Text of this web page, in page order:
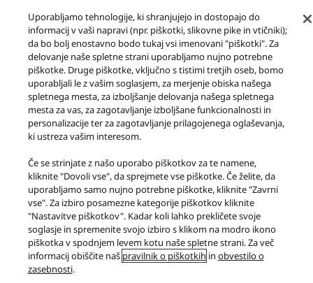
Prenesite informacijo o Ecodesignu
Izdelki Premium Class
Pogoji uporabe
Obvestilo o zasebnosti
Pravilnik uporabe piškotkov
Dostopnost
Poročilo o ovirah
EU Data Act
ZAKONSKO JAMSTVO
Area/Country
Avtorske pravice © 2026 Panasonic Marketing Europe GmbH
Uporabljamo tehnologije, ki shranjujejo in dostopajo do
informacij v vaši napravi (npr. piškotki, slikovne pike in vtičniki);
da bo bolj enostavno bodo tukaj vsi imenovani "piškotki". Za
delovanje naše spletne strani uporabljamo nujno potrebne
piškotke. Druge piškotke, vključno s tistimi tretjih oseb, bomo
uporabljali le z vašim soglasjem, za merjenje obiska našega
spletnega mesta, za izboljšanje delovanja našega spletnega
mesta za vas, za zagotavljanje izboljšane funkcionalnosti in
personalizacije ter za zagotavljanje prilagojenega oglaševanja,
ki ustreza vašim interesom.
Če se strinjate z našo uporabo piškotkov za te namene,
kliknite "Dovoli vse", da sprejmete vse piškotke. Če želite, da
uporabljamo samo nujno potrebne piškotke, kliknite "Zavrni
vse". Za izbiro posamezne kategorije piškotkov kliknite
"Nastavitve piškotkov". Kadar koli lahko prekličete svoje
soglasje in spremenite svojo izbiro s klikom na modro ikono
piškotka v spodnjem levem kotu naše spletne strani. Za več
informacij obiščite naš pravilnik o piškotkih in obvestilo o
zasebnosti.